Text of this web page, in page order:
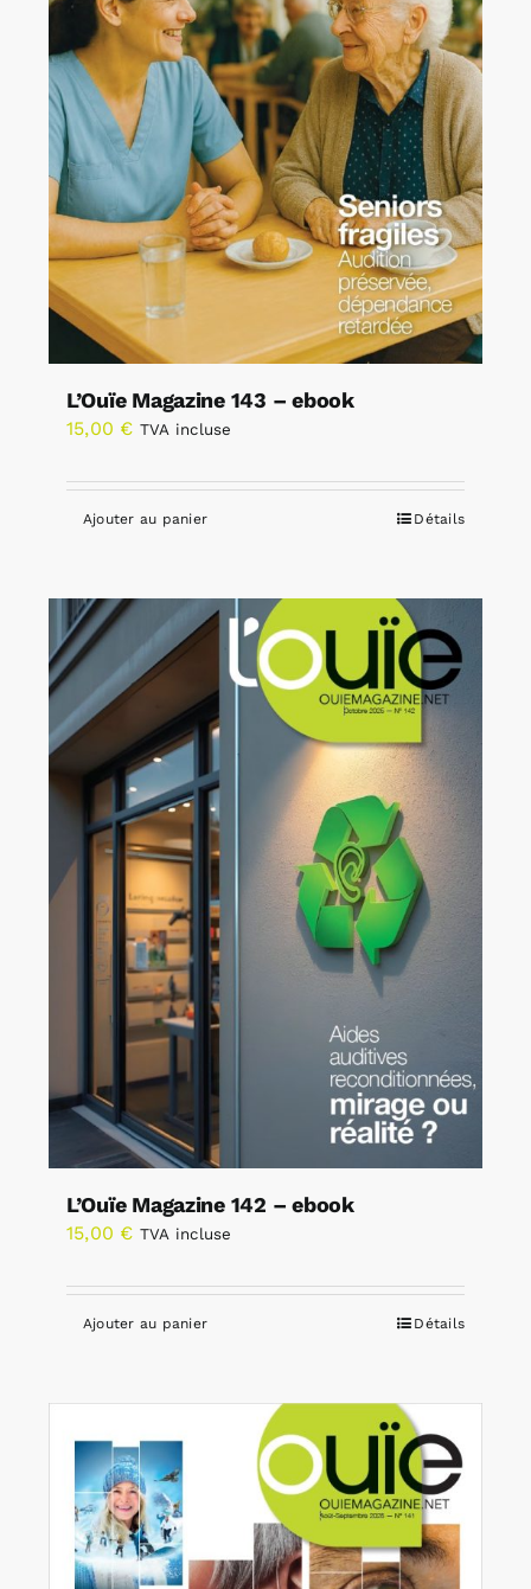
L’Ouïe Magazine 143 – ebook
15,00 € TVA incluse
Ajouter au panier Détails
L’Ouïe Magazine 142 – ebook
15,00 € TVA incluse
Ajouter au panier Détails